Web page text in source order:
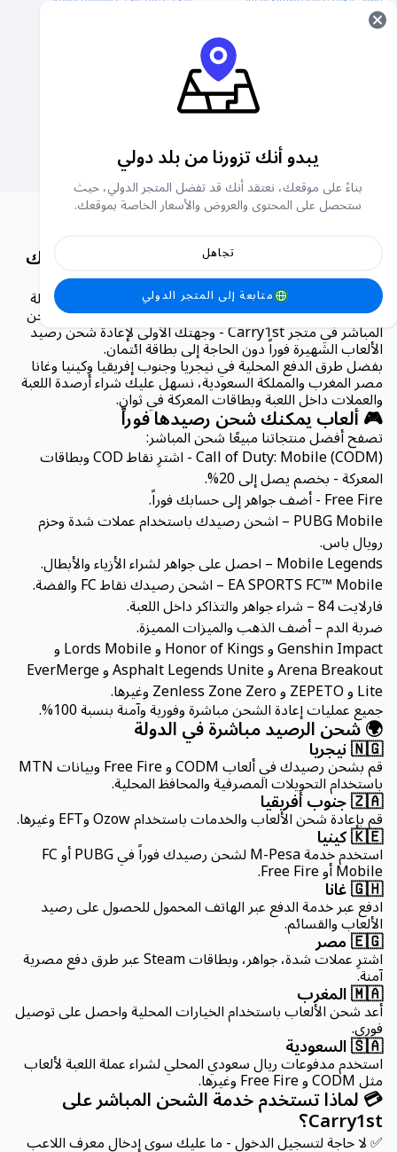
عملات معدنية
⚡ شحن رصيد الألعاب مباشرةً – أعد شحن ألعابك
المفضلة فورًا | متجر Carry1st
هل تبحث عن طريقة سريعة وآمنة لشحن رصيد ألعابك المفضلة
في جميع أنحاء أفريقيا والشرق الأوسط؟ ترحيب في قسم الشحن
المباشر في متجر Carry1st - وجهتك الأولى لإعادة شحن رصيد
الألعاب الشهيرة فوراً دون الحاجة إلى بطاقة ائتمان.
بفضل طرق الدفع المحلية في نيجريا وجنوب إفريقيا وكينيا وغانا
مصر المغرب والمملكة السعودية، نسهل عليك شراء أرصدة اللعبة
والعملات داخل اللعبة وبطاقات المعركة في ثوانٍ.
🎮 ألعاب يمكنك شحن رصيدها فوراً
تصفح أفضل منتجاتنا مبيعًا شحن المباشر:
Call of Duty: Mobile (CODM) - اشترِ نقاط COD وبطاقات
المعركة - بخصم يصل إلى 20%.
Free Fire - أضف جواهر إلى حسابك فوراً.
PUBG Mobile – اشحن رصيدك باستخدام عملات شدة وحزم
رويال باس.
Mobile Legends – احصل على جواهر لشراء الأزياء والأبطال.
EA SPORTS FC™ Mobile – اشحن رصيدك نقاط FC والفضة.
فارلايت 84 – شراء جواهر والتذاكر داخل اللعبة.
ضربة الدم – أضف الذهب والميزات المميزة.
Genshin Impact و Honor of Kings و Lords Mobile و
Arena Breakout و Asphalt Legends Unite و EverMerge
Lite و ZEPETO و Zenless Zone Zero وغيرها.
جميع عمليات إعادة الشحن مباشرة وفورية وآمنة بنسبة 100%.
🌍 شحن الرصيد مباشرة في الدولة
🇳🇬 نيجريا
قم بشحن رصيدك في ألعاب CODM و Free Fire وبيانات MTN
باستخدام التحويلات المصرفية والمحافظ المحلية.
🇿🇦 جنوب أفريقيا
قم بإعادة شحن الألعاب والخدمات باستخدام Ozow وEFT وغيرها.
🇰🇪 كينيا
استخدم خدمة M-Pesa لشحن رصيدك فوراً في PUBG أو FC
Mobile أو Free Fire.
🇬🇭 غانا
ادفع عبر خدمة الدفع عبر الهاتف المحمول للحصول على رصيد
الألعاب والقسائم.
🇪🇬 مصر
اشترِ عملات شدة، جواهر، وبطاقات Steam عبر طرق دفع مصرية
آمنة.
🇲🇦 المغرب
أعد شحن الألعاب باستخدام الخيارات المحلية واحصل على توصيل
فوري.
🇸🇦 السعودية
استخدم مدفوعات ريال سعودي المحلي لشراء عملة اللعبة لألعاب
مثل CODM و Free Fire وغيرها.
💳 لماذا تستخدم خدمة الشحن المباشر على
Carry1st؟
✅ لا حاجة لتسجيل الدخول - ما عليك سوى إدخال معرف اللاعب
يبدو أنك تزورنا من بلد دولي
بناءً على موقعك، نعتقد أنك قد تفضل المتجر الدولي، حيث
ستحصل على المحتوى والعروض والأسعار الخاصة بموقعك.
تجاهل
متابعة إلى المتجر الدولي